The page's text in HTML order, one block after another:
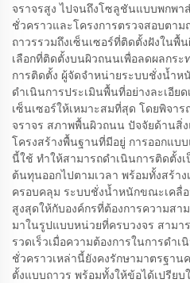
จราจรสูง ไปจนถึงโซลูชันแบบพกพา
ชั่วคราวและโครงการตรวจสอบตาม
ถาวรรวมถึงเซ็นเซอร์ที่ติดตั้งฝังในพื้
เลือกที่ติดตั้งบนผิวถนนเพื่อลดผลกร
การติดตั้ง ผู้จัดจำหน่ายระบบชั่งน้ำ
ดำเนินการประเมินพื้นที่อย่างละเอีย
เซ็นเซอร์ให้เหมาะสมที่สุด โดยพิจา
จราจร สภาพพื้นผิวถนน ปัจจัยด้านสิ่
โครงสร้างพื้นฐานที่มีอยู่ การออกแบ
นี้ใช้ ทำให้สามารถดำเนินการติดตั้ง
ต้นทุนออกไปตามเวลา พร้อมทั้งสร้า
ครอบคลุม ระบบชั่งน้ำหนักขณะเคลื่
สูงสุดให้กับองค์กรที่ต้องการความส
มาในรูปแบบหน่วยที่ครบวงจร สามา
รวดเร็วเมื่อความต้องการในการดำ
ชั่วคราวเหล่านี้ยังคงรักษามาตรฐาน
ตั้งแบบถาวร พร้อมทั้งให้ข้อได้เปรีย